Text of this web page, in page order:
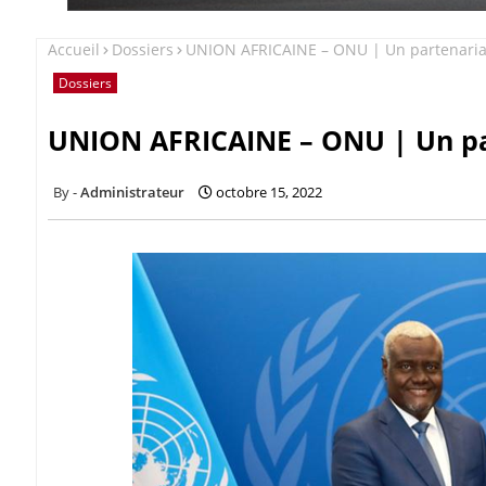
Accueil Dossiers UNION AFRICAINE – ONU | Un
Dossiers
UNION AFRICAINE – ONU |
Administrateur octobre 15, 2022